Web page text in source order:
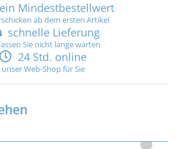
Mindestbestellwert
ab dem ersten Artikel
schnelle Lieferung
Sie nicht lange warten
24 Std. online
unser Web-Shop für Sie